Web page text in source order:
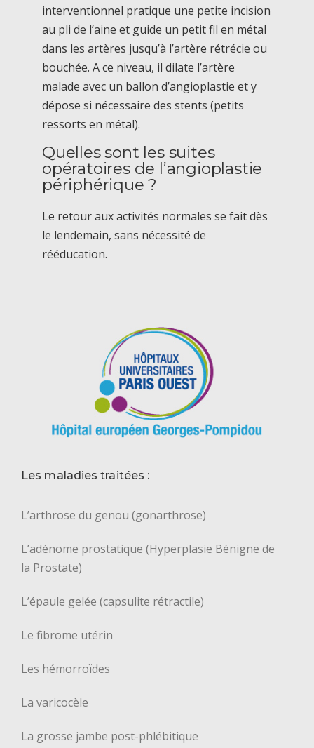
interventionnel pratique une petite incision
au pli de l’aine et guide un petit fil en métal
dans les artères jusqu’à l’artère rétrécie ou
bouchée. A ce niveau, il dilate l’artère
malade avec un ballon d’angioplastie et y
dépose si nécessaire des stents (petits
ressorts en métal).
Quelles sont les suites
opératoires de l’angioplastie
périphérique ?
Le retour aux activités normales se fait dès
le lendemain, sans nécessité de
rééducation.
Les maladies traitées :
L’arthrose du genou (gonarthrose)
L’adénome prostatique (Hyperplasie Bénigne de
la Prostate)
L’épaule gelée (capsulite rétractile)
Le fibrome utérin
Les hémorroïdes
La varicocèle
La grosse jambe post-phlébitique